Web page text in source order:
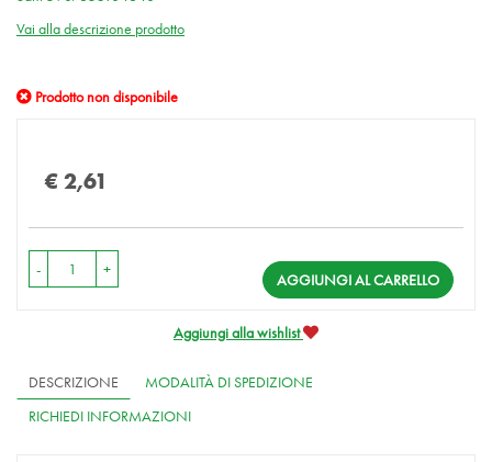
Vai alla descrizione prodotto
Prodotto non disponibile
€ 2,61
- +
AGGIUNGI AL CARRELLO
Aggiungi alla wishlist
DESCRIZIONE
MODALITÀ DI SPEDIZIONE
RICHIEDI INFORMAZIONI